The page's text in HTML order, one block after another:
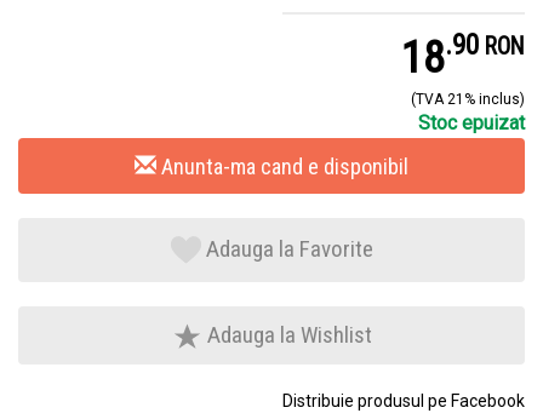
18.9 RON
(TVA 21% inclus)
Stoc epuizat
Anunta-ma cand e disponibil
Adauga la Favorite
Adauga la Wishlist
Distribuie produsul pe Facebook